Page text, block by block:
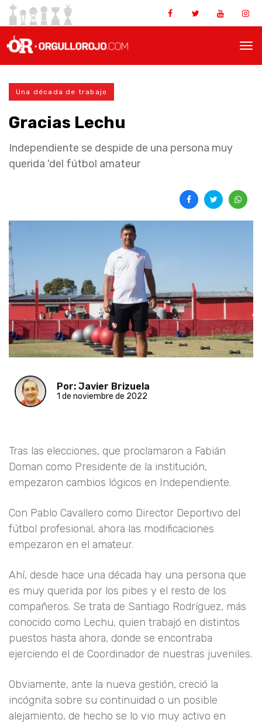
Una década de trabajo
Gracias Lechu
Independiente se despide de una persona muy
querida 'del fútbol amateur
Por: Javier Brizuela
1 de noviembre de 2022
Tras las elecciones, que proclamaron a Fabián
Doman como Presidente de la institución,
empezaron cambios lógicos en Independiente.
Con Pablo Cavallero como Director Deportivo del
fútbol profesional, ahora las modificaciones
empezaron en el amateur.
Ahí, desde hace una década hay una persona que
es muy querida por los pibes y el resto de los
compañeros. Se trata de Santiago Rodríguez, más
conocido como Lechu, quien trabajó en distintos
puestos hasta ahora, donde se encontraba
ejerciendo el de Coordinador de nuestras juveniles.
Obviamente, ante la nueva gestión, creció la
incógnita sobre su continuidad o un posible
alejamiento, de hecho se lo vio muy activo en